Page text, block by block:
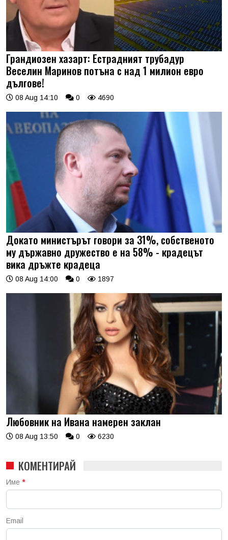
Грандиозен хазарт: Естрадният трубадур
Веселин Маринов потъна с над 1 милион евро
дългове!
08 Aug 14:10 0 4690
Докато министърът говори за 31%, собственото
му държавно дружество е на 58% - крадецът
вика дръжте крадеца
08 Aug 14:00 0 1897
Любовник на Ивана намерен заклан
08 Aug 13:50 0 6230
КОМЕНТИРАЙ
Име *
Email